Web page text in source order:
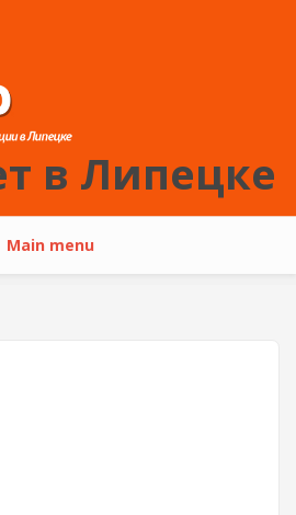
в Липецке
Main menu